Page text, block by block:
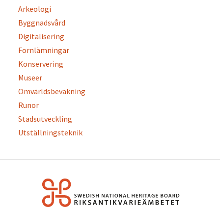
Arkeologi
Byggnadsvård
Digitalisering
Fornlämningar
Konservering
Museer
Omvärldsbevakning
Runor
Stadsutveckling
Utställningsteknik